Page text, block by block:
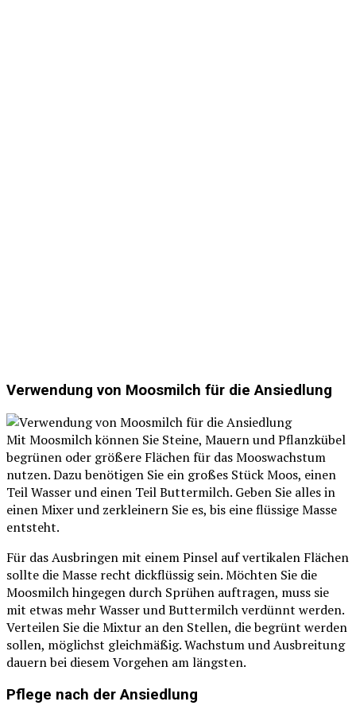
Verwendung von Moosmilch für die Ansiedlung
Mit Moosmilch können Sie Steine, Mauern und Pflanzkübel
begrünen oder größere Flächen für das Mooswachstum
nutzen. Dazu benötigen Sie ein großes Stück Moos, einen
Teil Wasser und einen Teil Buttermilch. Geben Sie alles in
einen Mixer und zerkleinern Sie es, bis eine flüssige Masse
entsteht.
Für das Ausbringen mit einem Pinsel auf vertikalen Flächen
sollte die Masse recht dickflüssig sein. Möchten Sie die
Moosmilch hingegen durch Sprühen auftragen, muss sie
mit etwas mehr Wasser und Buttermilch verdünnt werden.
Verteilen Sie die Mixtur an den Stellen, die begrünt werden
sollen, möglichst gleichmäßig. Wachstum und Ausbreitung
dauern bei diesem Vorgehen am längsten.
Pflege nach der Ansiedlung